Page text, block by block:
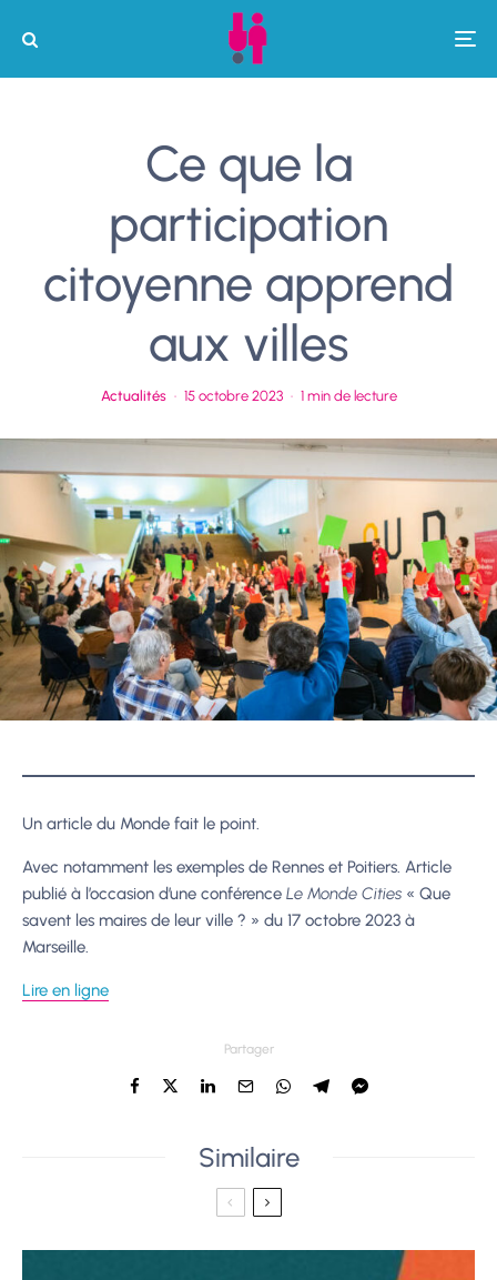
Ce que la
participation
citoyenne apprend
aux villes
Actualités · 15 octobre 2023 · 1 min de lecture
Un article du Monde fait le point.
Avec notamment les exemples de Rennes et Poitiers. Article
publié à l’occasion d’une conférence Le Monde Cities « Que
savent les maires de leur ville ? » du 17 octobre 2023 à
Marseille.
Lire en ligne
Partager
Similaire